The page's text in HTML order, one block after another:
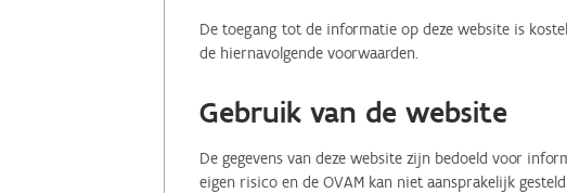
De toegang tot de informatie op deze website is
de hiernavolgende voorwaarden.
Gebruik van de website
De gegevens van deze website zijn bedoeld voor
eigen risico en de OVAM kan niet aansprakelijk